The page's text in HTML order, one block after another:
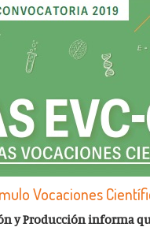
Vocaciones
y Producción informa